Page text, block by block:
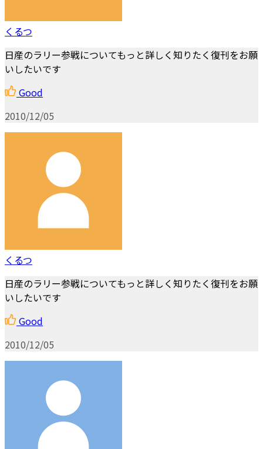
くるつ
日産のラリー参戦についてもっと詳しく知りたく復刊をお願
いしたいです
Good
2010/12/05
くるつ
日産のラリー参戦についてもっと詳しく知りたく復刊をお願
いしたいです
Good
2010/12/05